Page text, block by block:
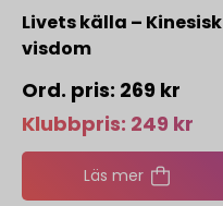
Livets källa – Kinesisk
visdom
269 kr
Klubbpris: 249 kr
Läs mer